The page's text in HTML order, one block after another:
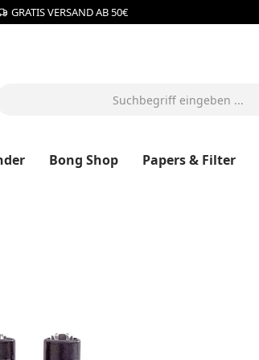
GRATIS VERSAND AB 50€
Bong Shop Papers & Filter